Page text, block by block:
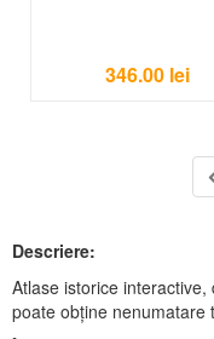
346.00 lei
Descriere:
Atlase istorice
poate obține nenumatare